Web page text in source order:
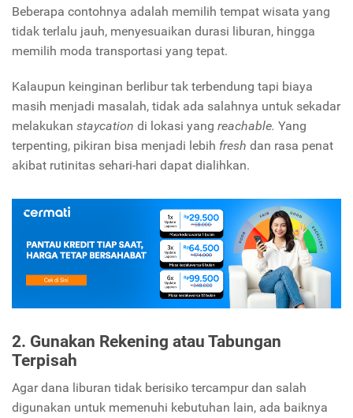
Beberapa contohnya adalah memilih tempat wisata yang
tidak terlalu jauh, menyesuaikan durasi liburan, hingga
memilih moda transportasi yang tepat.
Kalaupun keinginan berlibur tak terbendung tapi biaya
masih menjadi masalah, tidak ada salahnya untuk sekadar
melakukan staycation di lokasi yang reachable. Yang
terpenting, pikiran bisa menjadi lebih fresh dan rasa penat
akibat rutinitas sehari-hari dapat dialihkan.
2. Gunakan Rekening atau Tabungan
Terpisah
Agar dana liburan tidak berisiko tercampur dan salah
digunakan untuk memenuhi kebutuhan lain, ada baiknya